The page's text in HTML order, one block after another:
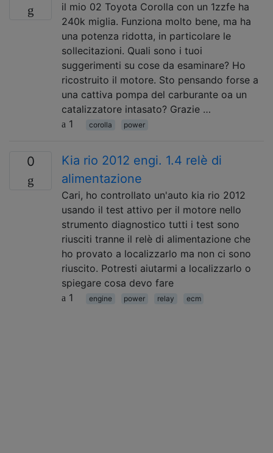
il mio 02 Toyota Corolla con un 1zzfe ha
240k miglia. Funziona molto bene, ma ha
una potenza ridotta, in particolare le
sollecitazioni. Quali sono i tuoi
suggerimenti su cose da esaminare? Ho
ricostruito il motore. Sto pensando forse a
una cattiva pompa del carburante oa un
catalizzatore intasato? Grazie …
1
corolla power
0
Kia rio 2012 engi. 1.4 relè di
alimentazione
Cari, ho controllato un'auto kia rio 2012
usando il test attivo per il motore nello
strumento diagnostico tutti i test sono
riusciti tranne il relè di alimentazione che
ho provato a localizzarlo ma non ci sono
riuscito. Potresti aiutarmi a localizzarlo o
spiegare cosa devo fare
1
engine power relay ecm